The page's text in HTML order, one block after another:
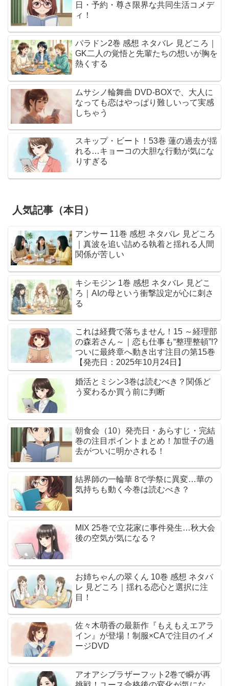
日・予約・尊さ限界な共同生活コメデ
ィ！
パラドン2巻 感想 ネタバレ 見どころ｜
GK二人の覚悟と先輩たちの想いが胸を
熱くする
ムサシノ輪舞曲 DVD-BOXで、大人に
なっても恋はやっぱり難しいって実感
しちゃう
スキップ・ビート！53巻 蓮の過去が揺
れる…キョーコの大胆な行動が気にな
りすぎる
人気記事（本日）
アンサー 11巻 感想 ネタバレ 見どころ
｜真波を追い詰める執着と揺れる人間
関係が苦しい
キシモジン 1巻 感想 ネタバレ 見どこ
ろ｜AIの母という衝撃設定が心に刺さ
る
これは経費で落ちません！15 ～経理部
の森若さん～｜恋も仕事も“整理整頓”!?
ついに最終章へ動き出す注目の第15巻
【発売日：2025年10月24日】
婚活とミシン3巻は読むべき？関係ど
う変わるか買う前に判断
朝食会（10）発売日・あらすじ・完結
巻の注目ポイントまとめ！加世子の過
去がついに明かされる！
結界師の一輪華 8で学祭に異変…華の
気持ちも動く今巻は読むべき？
MIX 25巻で立花家に事件発生…秋大会
後の空気が気になる？
お姉ちゃんの翠くん 10巻 感想 ネタバ
レ 見どころ｜揺れる恋心と選択に注
目！
佐々木萌香の最新作『もえもえエアラ
イン』が登場！制服×CAで注目のイメ
ージDVD
アオアシブラザーフット2巻で瞬が再